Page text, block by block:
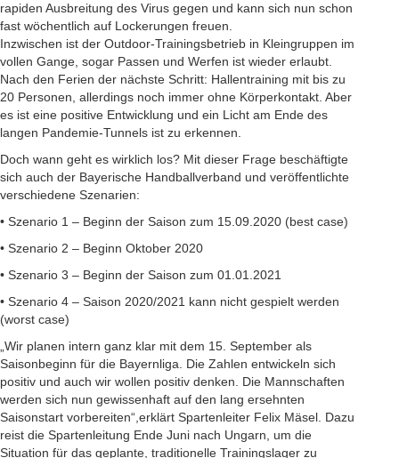
rapiden Ausbreitung des Virus gegen und kann sich nun schon
fast wöchentlich auf Lockerungen freuen.
Inzwischen ist der Outdoor-Trainingsbetrieb in Kleingruppen im
vollen Gange, sogar Passen und Werfen ist wieder erlaubt.
Nach den Ferien der nächste Schritt: Hallentraining mit bis zu
20 Personen, allerdings noch immer ohne Körperkontakt. Aber
es ist eine positive Entwicklung und ein Licht am Ende des
langen Pandemie-Tunnels ist zu erkennen.
Doch wann geht es wirklich los? Mit dieser Frage beschäftigte
sich auch der Bayerische Handballverband und veröffentlichte
verschiedene Szenarien:
• Szenario 1 – Beginn der Saison zum 15.09.2020 (best case)
• Szenario 2 – Beginn Oktober 2020
• Szenario 3 – Beginn der Saison zum 01.01.2021
• Szenario 4 – Saison 2020/2021 kann nicht gespielt werden
(worst case)
„Wir planen intern ganz klar mit dem 15. September als
Saisonbeginn für die Bayernliga. Die Zahlen entwickeln sich
positiv und auch wir wollen positiv denken. Die Mannschaften
werden sich nun gewissenhaft auf den lang ersehnten
Saisonstart vorbereiten“,erklärt Spartenleiter Felix Mäsel. Dazu
reist die Spartenleitung Ende Juni nach Ungarn, um die
Situation für das geplante, traditionelle Trainingslager zu